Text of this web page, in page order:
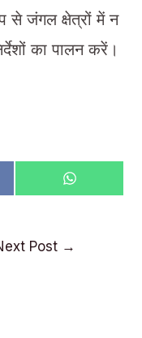
से जंगल क्षेत्रों में न
का पालन करें।
Share
on
W
h
Post →